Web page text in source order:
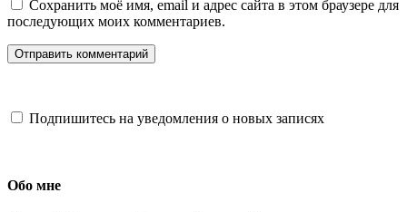
Сохранить моё имя, email и адрес сайта в этом браузере для
последующих моих комментариев.
Подпишитесь на уведомления о новых записях
Обо мне